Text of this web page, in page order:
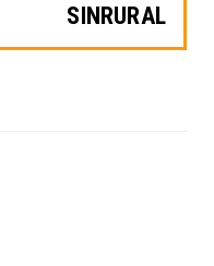
SINRURAL